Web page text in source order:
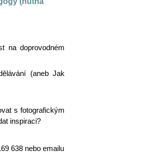
na doprovodném
(aneb Jak
s fotografickým
inspiraci?
638 nebo emailu